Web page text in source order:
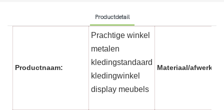
Productdetail
Productnaam:
Prachtige winkel
metalen
kledingstandaard
kledingwinkel
display meubels
Materiaal/